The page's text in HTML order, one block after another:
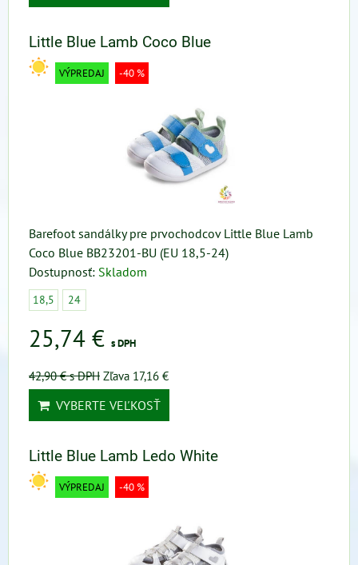
Little Blue Lamb Coco Blue
VÝPREDAJ -40 %
Barefoot sandálky pre prvochodcov Little Blue Lamb
Coco Blue BB23201-BU (EU 18,5-24)
Dostupnosť: Skladom
18,5 24
25,74 € s DPH
42,90 €s DPH Zľava 17,16 €
VYBERTE VEĽKOSŤ
Little Blue Lamb Ledo White
VÝPREDAJ -40 %